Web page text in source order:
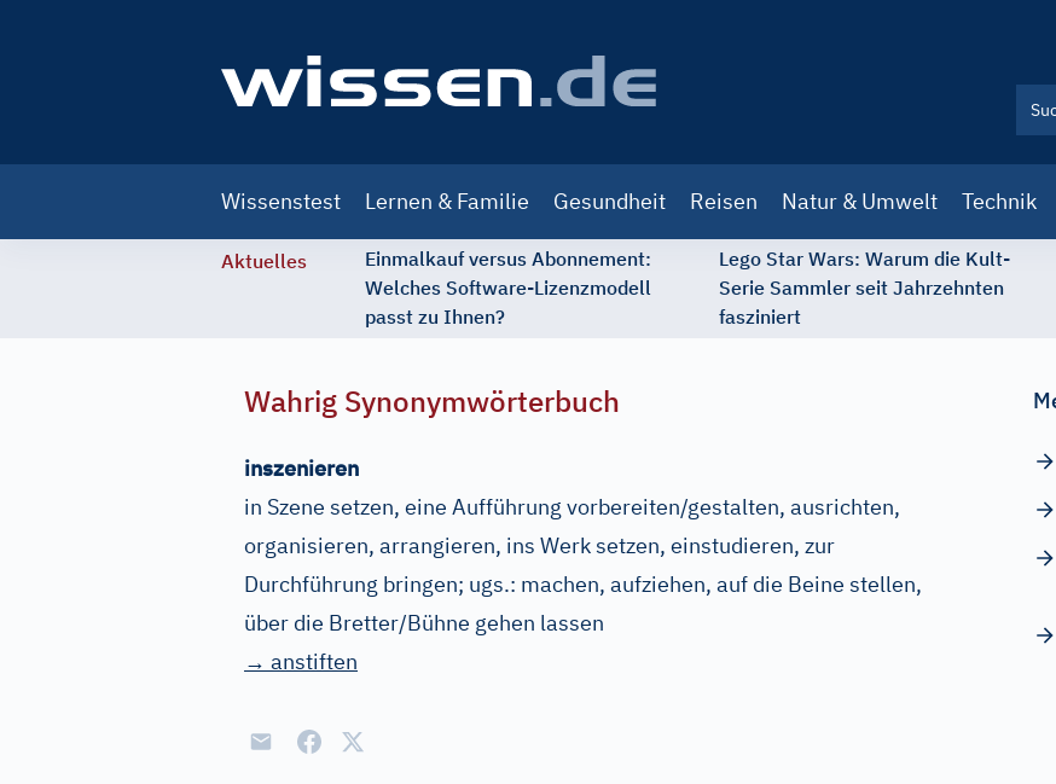
navigation
Wissenstest Lernen & Familie Gesundheit Reisen Natur & Umwelt Technik
Aktuelles
Einmalkauf versus Abonnement:
Welches Software-Lizenzmodell
passt zu Ihnen?
Lego Star Wars: Warum die Kult-
Serie Sammler seit Jahrzehnten
fasziniert
Wahrig Synonymwörterbuch
inszenieren
in Szene setzen, eine Aufführung vorbereiten/gestalten, ausrichten,
organisieren, arrangieren, ins Werk setzen, einstudieren, zur
Durchführung bringen; ugs.: machen, aufziehen, auf die Beine stellen,
über die Bretter/Bühne gehen lassen
→ anstiften